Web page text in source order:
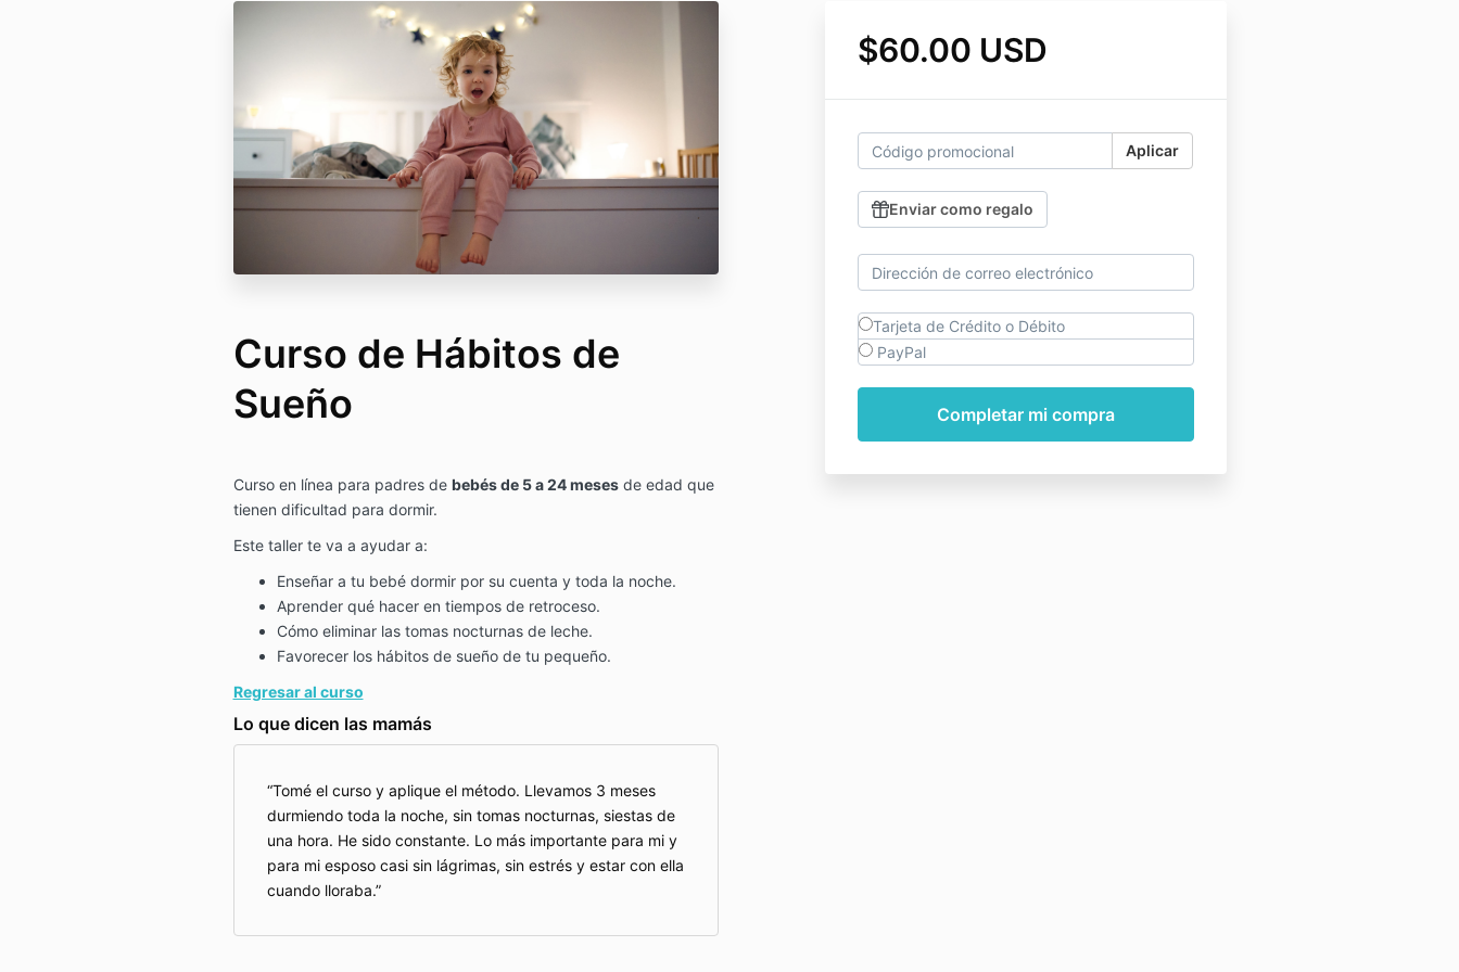
$60.00 USD
Aplicar
Enviar como regalo
Tarjeta de Crédito o Débito
PayPal
Curso de Hábitos de
Sueño
Curso en línea para padres de bebés de 5 a 24 mesesde edad que
tienen dificultad para dormir.
Este taller te va a ayudar a:
Enseñar a tu bebé dormir por su cuenta y toda la noche.
Aprender qué hacer en tiempos de retroceso.
Cómo eliminar las tomas nocturnas de leche.
Favorecer los hábitos de sueño de tu pequeño.
Regresar al curso
Lo que dicen las mamás
Tomé el curso y aplique el método. Llevamos 3 meses
durmiendo toda la noche, sin tomas nocturnas, siestas de
una hora. He sido constante. Lo más importante para mi y
para mi esposo casi sin lágrimas, sin estrés y estar con ella
cuando lloraba.